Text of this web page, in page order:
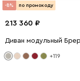
-8% по промокоду
213 360
Диван модульный
+119